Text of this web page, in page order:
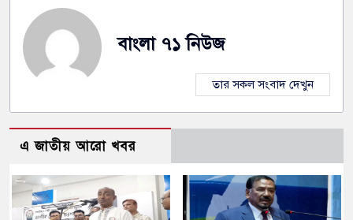
বাংলা ৭১ নিউজ
তার সকল সংবাদ দেখুন
এ জাতীয় আরো খবর